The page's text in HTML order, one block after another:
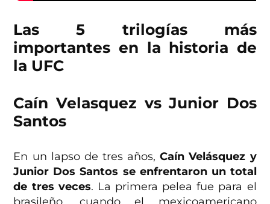
Las 5 trilogías más
importantes en la historia de
la UFC
Caín Velasquez vs Junior Dos
Santos
En un lapso de tres años, Caín Velásquez y
Junior Dos Santos se enfrentaron un total
de tres veces. La primera pelea fue para el